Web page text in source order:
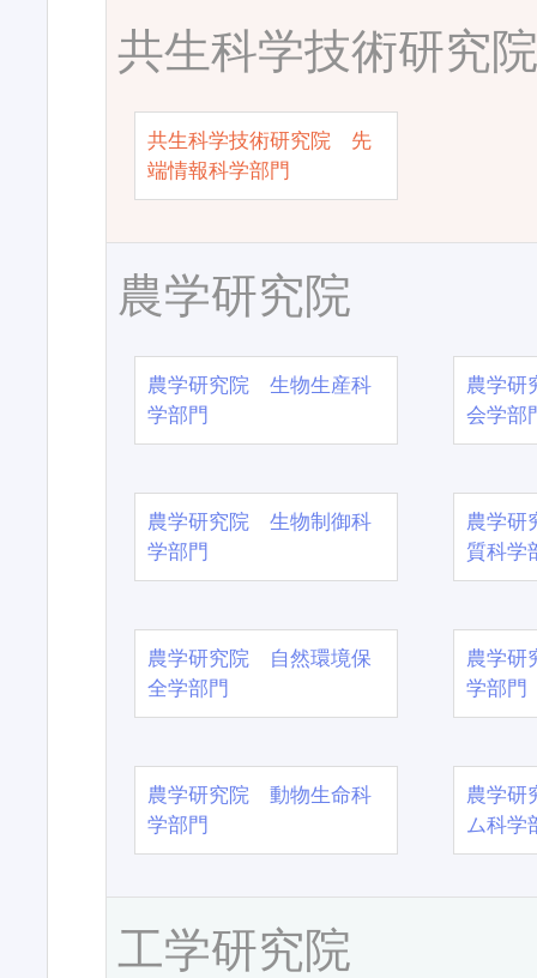
共生科学技術研究
共生科学技術研究院 先
端情報科学部門
農学研究院
農学研究院 生物生産科
学部門
農学
会学部
農学研究院 生物制御科
学部門
農学
質科学
農学研究院 自然環境保
全学部門
農学
学部門
農学研究院 動物生命科
学部門
農学
ム科学
工学研究院